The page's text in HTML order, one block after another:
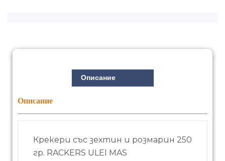
Описание
Описание
Крекери със зехтин и розмарин 250
гр. RACKERS ULEI MAS